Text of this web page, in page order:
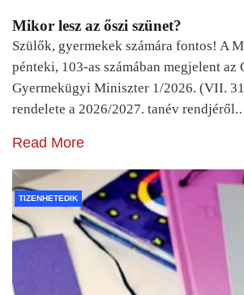
Mikor lesz az őszi szünet?
Szülők, gyermekek számára fontos! A
pénteki, 103-as számában megjelent az
Gyermekügyi Miniszter 1/2026. (VII.
rendelete a 2026/2027. tanév
Read More
TIZENHETEDIK